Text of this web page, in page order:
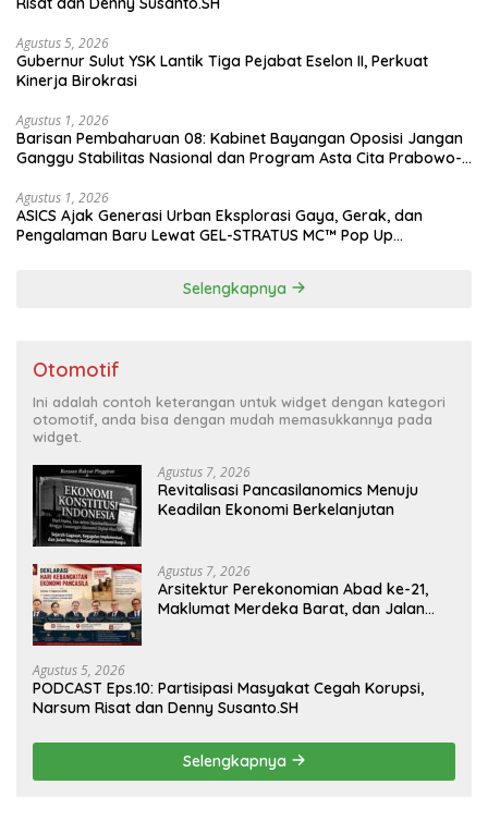
Agustus 5, 2026
Gubernur Sulut YSK Lantik Tiga Pejabat Eselon II, Perkuat
Kinerja Birokrasi
Agustus 1, 2026
Barisan Pembaharuan 08: Kabinet Bayangan Oposisi Jangan
Ganggu Stabilitas Nasional dan Program Asta Cita Prabowo-
Agustus 1, 2026
ASICS Ajak Generasi Urban Eksplorasi Gaya, Gerak, dan
Pengalaman Baru Lewat GEL-STRATUS MC™ Pop Up
Selengkapnya
Otomotif
Ini adalah contoh keterangan untuk widget dengan kategori
otomotif, anda bisa dengan mudah memasukkannya pada
widget.
Agustus 7, 2026
Revitalisasi Pancasilanomics Menuju
Keadilan Ekonomi Berkelanjutan
Agustus 7, 2026
Arsitektur Perekonomian Abad ke-21,
Maklumat Merdeka Barat, dan Jalan
Agustus 5, 2026
PODCAST Eps.10: Partisipasi Masyakat Cegah Korupsi,
Narsum Risat dan Denny Susanto.SH
Selengkapnya